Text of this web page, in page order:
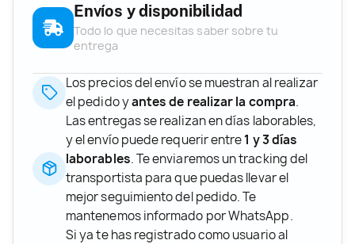
Envíos y disponibilidad
Todo lo que necesitas saber sobre tu
entrega
Los precios del envío se muestran al realizar
el pedido yantes de realizar la compra.
Las entregas se realizan en días laborables,
y el envío puede requerir entre1 y 3 días
laborables. Te enviaremos un tracking del
transportista para que puedas llevar el
mejor seguimiento del pedido. Te
mantenemos informado por WhatsApp.
Si ya te has registrado como usuario al